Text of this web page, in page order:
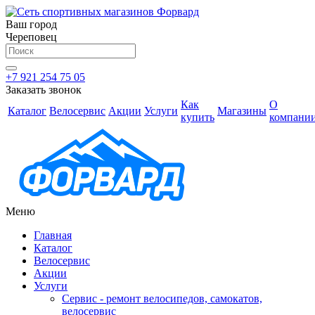
Ваш город
Череповец
+7 921 254 75 05
Заказать звонок
Каталог Велосервис Акции Услуги
Как
купить
Магазины
О
Меню
Главная
Каталог
Велосервис
Акции
Услуги
Сервис - ремонт велосипедов, самокатов,
велосервис